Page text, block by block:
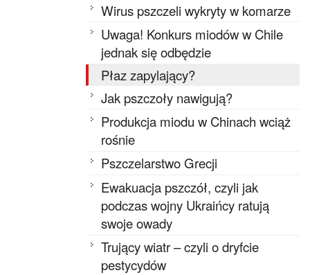
Wirus pszczeli wykryty w komarze
Uwaga! Konkurs miodów w Chile
jednak się odbędzie
Płaz zapylający?
Jak pszczoły nawigują?
Produkcja miodu w Chinach wciąż
rośnie
Pszczelarstwo Grecji
Ewakuacja pszczół, czyli jak
podczas wojny Ukraińcy ratują
swoje owady
Trujący wiatr – czyli o dryfcie
pestycydów